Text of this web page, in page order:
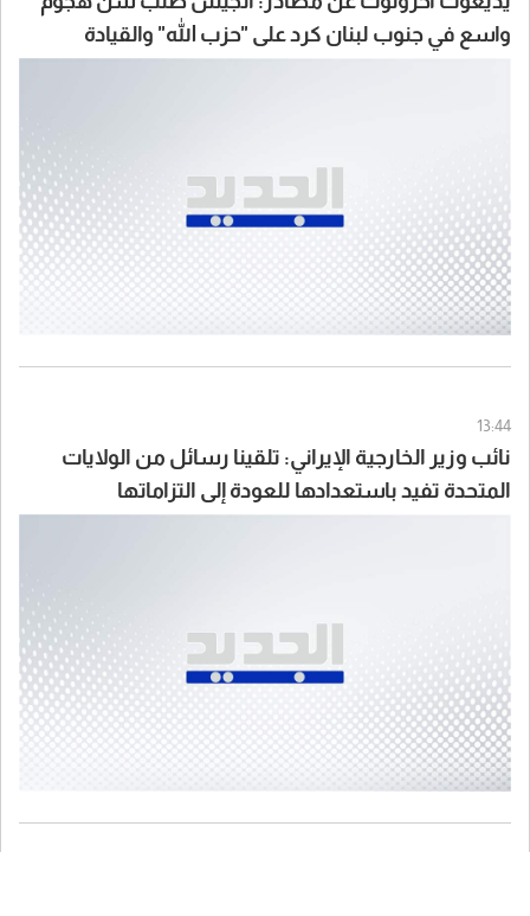
واسع في جنوب لبنان كرد على "حزب الله" والقيادة
13:44
نائب وزير الخارجية الإيراني: تلقينا رسائل من الولايات
المتحدة تفيد باستعدادها للعودة إلى التزاماتها